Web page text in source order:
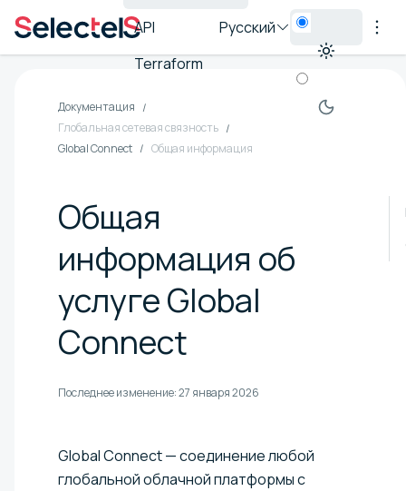
API
Terraform
Русский
Документация
Глобальная сетевая связность
Global Connect
Общая информация
Общая
информация об
услуге Global
Connect
Последнее изменение:27 января 2026
Global Connect — соединение любой
глобальной облачной платформы с